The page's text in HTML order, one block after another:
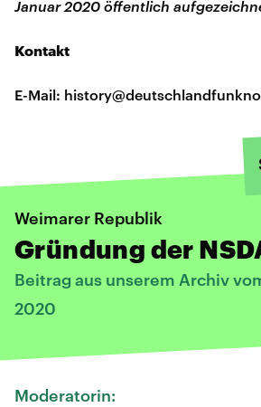
Januar 2020 öffentlich
Kontakt
E-Mail:
Weimarer Republik
Gründung der
Beitrag aus unserem Archiv
2020
Moderatorin: